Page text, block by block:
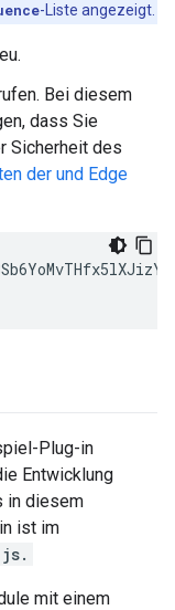
-Liste angezeigt.
Bei diesem
dass Sie
Sicherheit des
der und Edge
Plug-in
Entwicklung
in diesem
ist im
mit einem